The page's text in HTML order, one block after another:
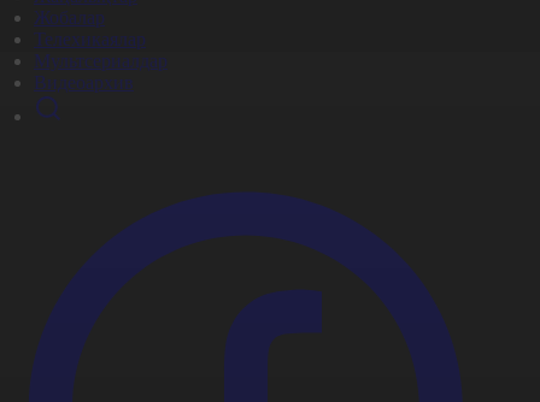
Жобалар
Телехикаялар
Мультсериалдар
Видеоархив